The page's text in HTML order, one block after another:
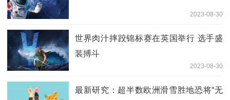
2023-08-30
世界肉汁摔跤锦标赛在英国举行 选手盛
装搏斗
2023-08-30
最新研究：超半数欧洲滑雪胜地恐将“无